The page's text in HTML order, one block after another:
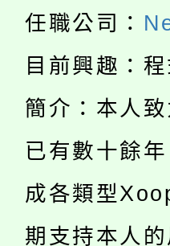
代理(課
「2026
車」活
桃園市
生本土
公告本
代理(課
公告本
代理(課
轉知中
《
轉知苗
任職公司：
目前興趣：
簡介：本人
已有數十餘
成各類型
期支持本人